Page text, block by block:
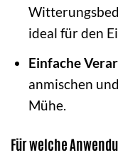
ideal für den
Einfache
anmischen
Mühe.
Für welche